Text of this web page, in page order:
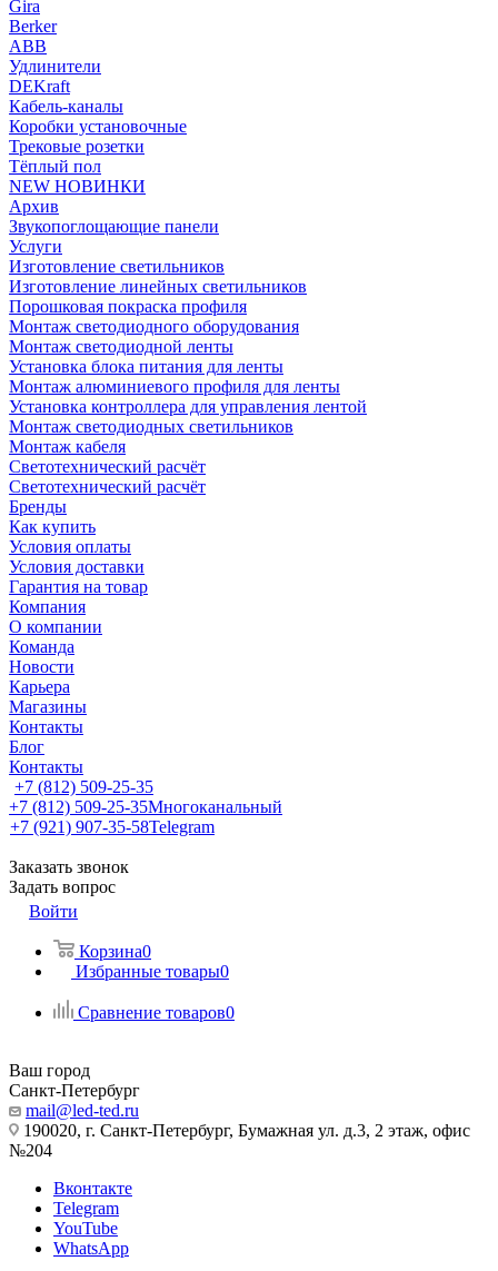
Gira
Berker
ABB
Удлинители
DEKraft
Кабель-каналы
Коробки установочные
Трековые розетки
Тёплый пол
NEW НОВИНКИ
Архив
Звукопоглощающие панели
Услуги
Изготовление светильников
Изготовление линейных светильников
Порошковая покраска профиля
Монтаж светодиодного оборудования
Монтаж светодиодной ленты
Установка блока питания для ленты
Монтаж алюминиевого профиля для ленты
Установка контроллера для управления лентой
Монтаж светодиодных светильников
Монтаж кабеля
Светотехнический расчёт
Светотехнический расчёт
Бренды
Как купить
Условия оплаты
Условия доставки
Гарантия на товар
Компания
О компании
Команда
Новости
Карьера
Магазины
Контакты
Блог
Контакты
+7 (812) 509-25-35
+7 (812) 509-25-35Многоканальный
+7 (921) 907-35-58Telegram
Заказать звонок
Задать вопрос
Войти
Корзина0
Избранные товары0
Сравнение товаров0
Ваш город
Санкт-Петербург
mail@led-ted.ru
190020, г. Санкт-Петербург, Бумажная ул. д.3, 2 этаж, офис
№204
Вконтакте
Telegram
YouTube
WhatsApp